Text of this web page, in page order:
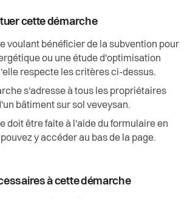
cette démarche
voulant bénéficier de la subvention pour
ou une étude d'optimisation
respecte les critères ci-dessus.
s'adresse à tous les propriétaires
bâtiment sur sol veveysan.
doit être faite à l'aide du formulaire en
y accéder au bas de la page.
à cette démarche